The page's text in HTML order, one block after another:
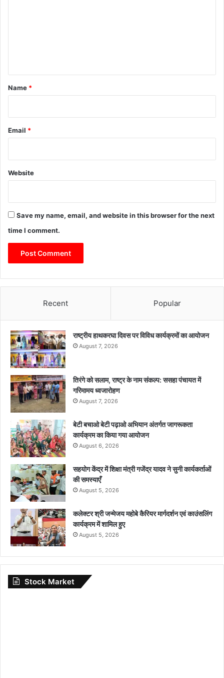
*
Name *
Email *
Website
Save my name, email, and website in this browser for the next
time I comment.
Recent Popular
राष्ट्रीय हाथकरघा दिवस पर विविध कार्यक्रमों का आयोजन
August 7, 2026
तिरंगे को सलाम, राष्ट्र के नाम संकल्प: ससहा पंचायत में
गरिमामय ध्वजारोहण
August 7, 2026
बेटी बचाओ बेटी पढ़ाओ अभियान अंतर्गत जागरूकता
कार्यक्रम का किया गया आयोजन
August 6, 2026
सहयोग केंद्र में शिक्षा मंत्री गजेंद्र यादव ने सुनी कार्यकर्ताओं
की समस्याएँ
August 5, 2026
कलेक्टर श्री जन्मेजय महोबे कैरियर मार्गदर्शन एवं काउंसलिंग
कार्यक्रम में शामिल हुए
August 5, 2026
Stock Market